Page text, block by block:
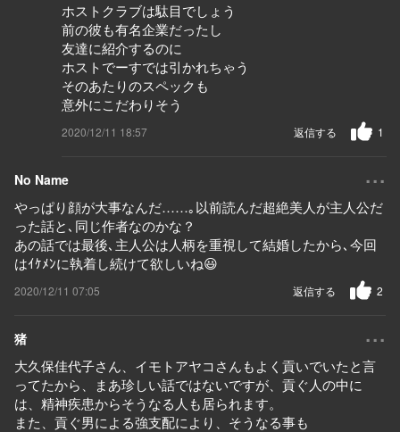
ホストクラブは駄目でしょう
前の彼も有名企業だったし
友達に紹介するのに
ホストでーすでは引かれちゃう
そのあたりのスペックも
意外にこだわりそう
2020/12/11 18:57 1
返信する
No Name ...
やっぱり顔が大事なんだ……｡以前読んだ超絶美人が主人公だ
った話と､同じ作者なのかな？
あの話では最後､主人公は人柄を重視して結婚したから､今回
はｲｹﾒﾝに執着し続けて欲しいね😃
2020/12/11 07:05 2
返信する
猪 ...
大久保佳代子さん、イモトアヤコさんもよく貢いでいたと言
ってたから、まあ珍しい話ではないですが、貢ぐ人の中に
は、精神疾患からそうなる人も居られます。
また、貢ぐ男による強支配により、そうなる事も